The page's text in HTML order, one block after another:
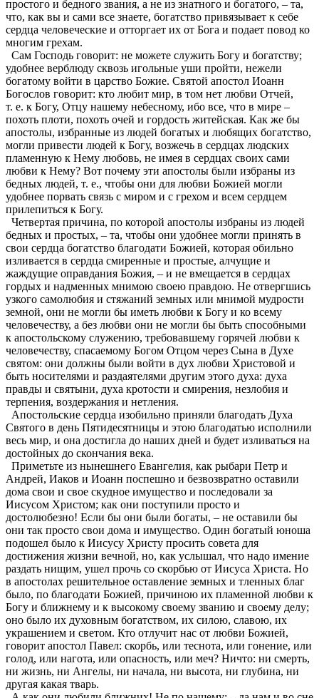
простого и бедного звания, а не из знатного и богатого, – та,
что, как вы и сами все знаете, богатство привязывает к себе
сердца человеческие и отторгает их от Бога и подает повод ко
многим грехам.
Сам Господь говорит: не можете служить Богу и богатству;
удобнее верблюду сквозь игольные уши пройти, нежели
богатому войти в царство Божие. Святой апостол Иоанн
Богослов говорит: кто любит мир, в том нет любви Отчей,
т. е. к Богу, Отцу нашему небесному, ибо все, что в мире –
похоть плоти, похоть очей и гордость житейская. Как же бы
апостолы, избранные из людей богатых и любящих богатство,
могли привести людей к Богу, возжечь в сердцах людских
пламенную к Нему любовь, не имея в сердцах своих сами
любви к Нему? Вот почему эти апостолы были избраны из
бедных людей, т. е., чтобы они для любви Божией могли
удобнее порвать связь с миром и с грехом и всем сердцем
прилепиться к Богу.
Четвертая причина, по которой апостолы избраны из людей
бедных и простых, – та, чтобы они удобнее могли принять в
свои сердца богатство благодати Божией, которая обильно
изливается в сердца смиренные и простые, алчущие и
жаждущие оправдания Божия, – и не вмещается в сердцах
гордых и надменных мнимою своею правдою. Не отвергшись
узкого самолюбия и стяжаний земных или мнимой мудрости
земной, они не могли бы иметь любви к Богу и ко всему
человечеству, а без любви они не могли бы быть способными
к апостольскому служению, требовавшему горячей любви к
человечеству, спасаемому Богом Отцом через Сына в Духе
святом: они должны были войти в дух любви Христовой и
быть носителями и раздаятелями другим этого духа: духа
правды и святыни, духа кротости и смирения, незлобия и
терпения, воздержания и нетления.
Апостольские сердца изобильно приняли благодать Духа
Святого в день Пятидесятницы и этою благодатью исполнили
весь мир, и она достигла до наших дней и будет изливаться на
достойных до скончания века.
Приметьте из нынешнего Евангелия, как рыбари Петр и
Андрей, Иаков и Иоанн поспешно и безвозвратно оставили
дома свои и свое скудное имущество и последовали за
Иисусом Христом; как они поступили просто и
достолюбезно! Если бы они были богаты, – не оставили бы
они так просто свои дома и имущество. Один богатый юноша
подошел было к Иисусу Христу просить совета для
достижения жизни вечной, но, как услышал, что надо имение
раздать нищим, ушел прочь со скорбью от Иисуса Христа. Но
в апостолах решительное оставление земных и тленных благ
было, по благодати Божией, причиною их пламенной любви к
Богу и ближнему и к высокому своему званию и своему делу;
оно было их духовным богатством, их силою, славою, их
украшением и светом. Кто отлучит нас от любви Божией,
говорит апостол Павел: скорбь, или теснота, или гонение, или
голод, или нагота, или опасность, или меч? Ничто: ни смерть,
ни жизнь, ни Ангелы, ни начала, ни высота, ни глубина, ни
другая какая тварь.